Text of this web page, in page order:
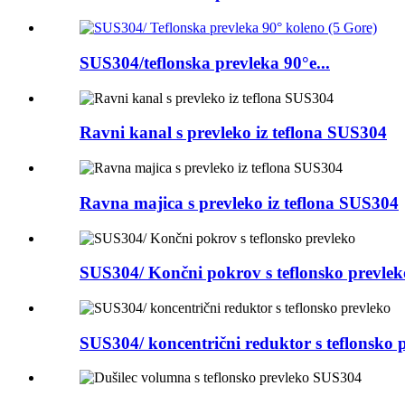
SUS304/teflonska prevleka 90°e...
Ravni kanal s prevleko iz teflona SUS304
Ravna majica s prevleko iz teflona SUS304
SUS304/ Končni pokrov s teflonsko
SUS304/ koncentrični reduktor s teflonsko